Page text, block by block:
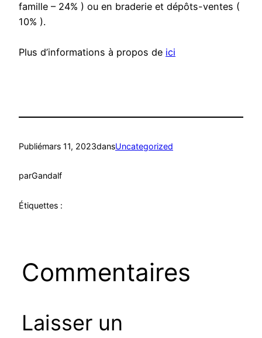
famille – 24% ) ou en braderie et dépôts-ventes (
10% ).
Plus d’informations à propos de ici
Publiémars 11, 2023dansUncategorized
parGandalf
Étiquettes :
Commentaires
Laisser un